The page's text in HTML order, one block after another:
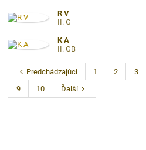
R V
II. G
K A
II. GB
Predchádzajúci 1 2 3
9
10 Ďalší